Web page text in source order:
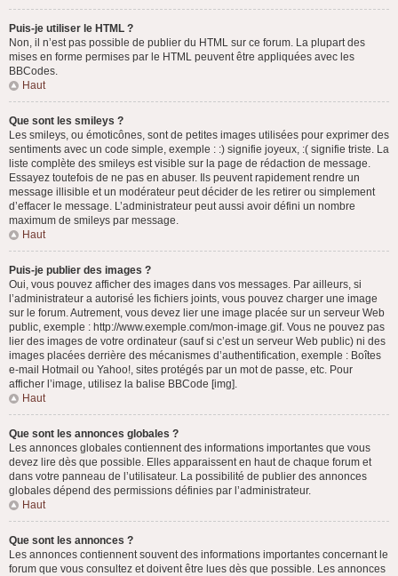
Puis-je utiliser le HTML ?
Non, il n’est pas possible de publier du HTML sur ce forum. La plupart des
mises en forme permises par le HTML peuvent être appliquées avec les
BBCodes.
Haut
Que sont les smileys ?
Les smileys, ou émoticônes, sont de petites images utilisées pour exprimer des
sentiments avec un code simple, exemple : :) signifie joyeux, :( signifie triste. La
liste complète des smileys est visible sur la page de rédaction de message.
Essayez toutefois de ne pas en abuser. Ils peuvent rapidement rendre un
message illisible et un modérateur peut décider de les retirer ou simplement
d’effacer le message. L’administrateur peut aussi avoir défini un nombre
maximum de smileys par message.
Haut
Puis-je publier des images ?
Oui, vous pouvez afficher des images dans vos messages. Par ailleurs, si
l’administrateur a autorisé les fichiers joints, vous pouvez charger une image
sur le forum. Autrement, vous devez lier une image placée sur un serveur Web
public, exemple : http://www.exemple.com/mon-image.gif. Vous ne pouvez pas
lier des images de votre ordinateur (sauf si c’est un serveur Web public) ni des
images placées derrière des mécanismes d’authentification, exemple : Boîtes
e-mail Hotmail ou Yahoo!, sites protégés par un mot de passe, etc. Pour
afficher l’image, utilisez la balise BBCode [img].
Haut
Que sont les annonces globales ?
Les annonces globales contiennent des informations importantes que vous
devez lire dès que possible. Elles apparaissent en haut de chaque forum et
dans votre panneau de l’utilisateur. La possibilité de publier des annonces
globales dépend des permissions définies par l’administrateur.
Haut
Que sont les annonces ?
Les annonces contiennent souvent des informations importantes concernant le
forum que vous consultez et doivent être lues dès que possible. Les annonces